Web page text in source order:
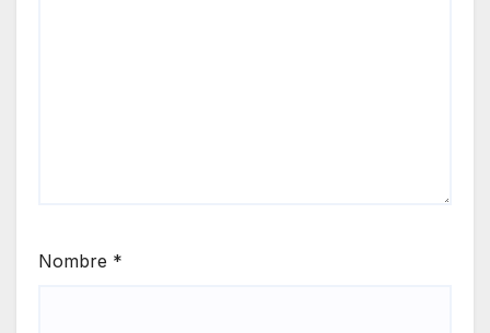
Nombre *